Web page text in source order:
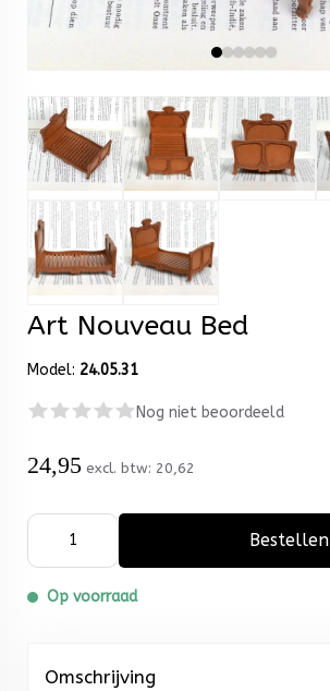
Art Nouveau Bed
Model: 24.05.31
Nog niet beoordeeld
24,95 excl. btw: 20,62
Bestellen
Op voorraad
Omschrijving